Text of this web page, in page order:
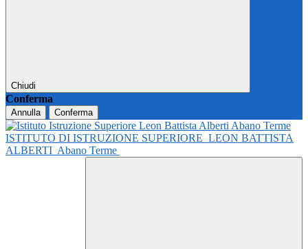
Chiudi
Conferma
Annulla Conferma
ISTITUTO DI ISTRUZIONE SUPERIORE LEON BATTISTA
ALBERTI Abano Terme